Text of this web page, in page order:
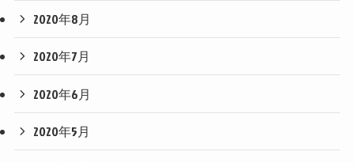
2020年8月
2020年7月
2020年6月
2020年5月